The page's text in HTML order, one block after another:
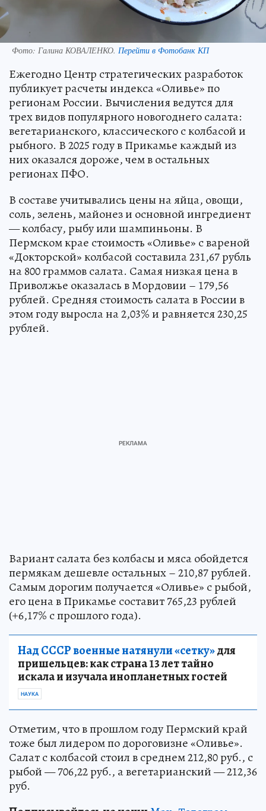
Фото: Галина КОВАЛЕНКО. Перейти в Фотобанк КП
Ежегодно Центр стратегических разработок
публикует расчеты индекса «Оливье» по
регионам России. Вычисления ведутся для
трех видов популярного новогоднего салата:
вегетарианского, классического с колбасой и
рыбного. В 2025 году в Прикамье каждый из
них оказался дороже, чем в остальных
регионах ПФО.
В составе учитывались цены на яйца, овощи,
соль, зелень, майонез и основной ингредиент
— колбасу, рыбу или шампиньоны. В
Пермском крае стоимость «Оливье» с вареной
«Докторской» колбасой составила 231,67 рубль
на 800 граммов салата. Самая низкая цена в
Приволжье оказалась в Мордовии – 179,56
рублей. Средняя стоимость салата в России в
этом году выросла на 2,03% и равняется 230,25
рублей.
Вариант салата без колбасы и мяса обойдется
пермякам дешевле остальных – 210,87 рублей.
Самым дорогим получается «Оливье» с рыбой,
его цена в Прикамье составит 765,23 рублей
(+6,17% с прошлого года).
Над СССР военные натянули «сетку»для
пришельцев: как страна 13 лет тайно
искала и изучала инопланетных гостей
НАУКА
Отметим, что в прошлом году Пермский край
тоже был лидером по дороговизне «Оливье».
Салат с колбасой стоил в среднем 212,80 руб., с
рыбой — 706,22 руб., а вегетарианский — 212,36
руб.